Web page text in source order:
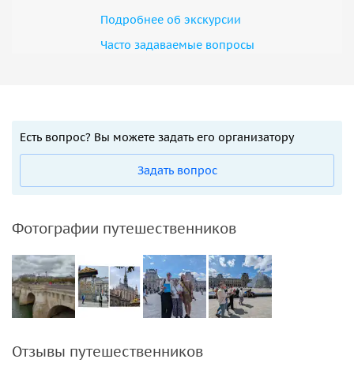
Подробнее об экскурсии
Часто задаваемые вопросы
Есть вопрос? Вы можете задать его организатору
Задать вопрос
Фотографии путешественников
Отзывы путешественников